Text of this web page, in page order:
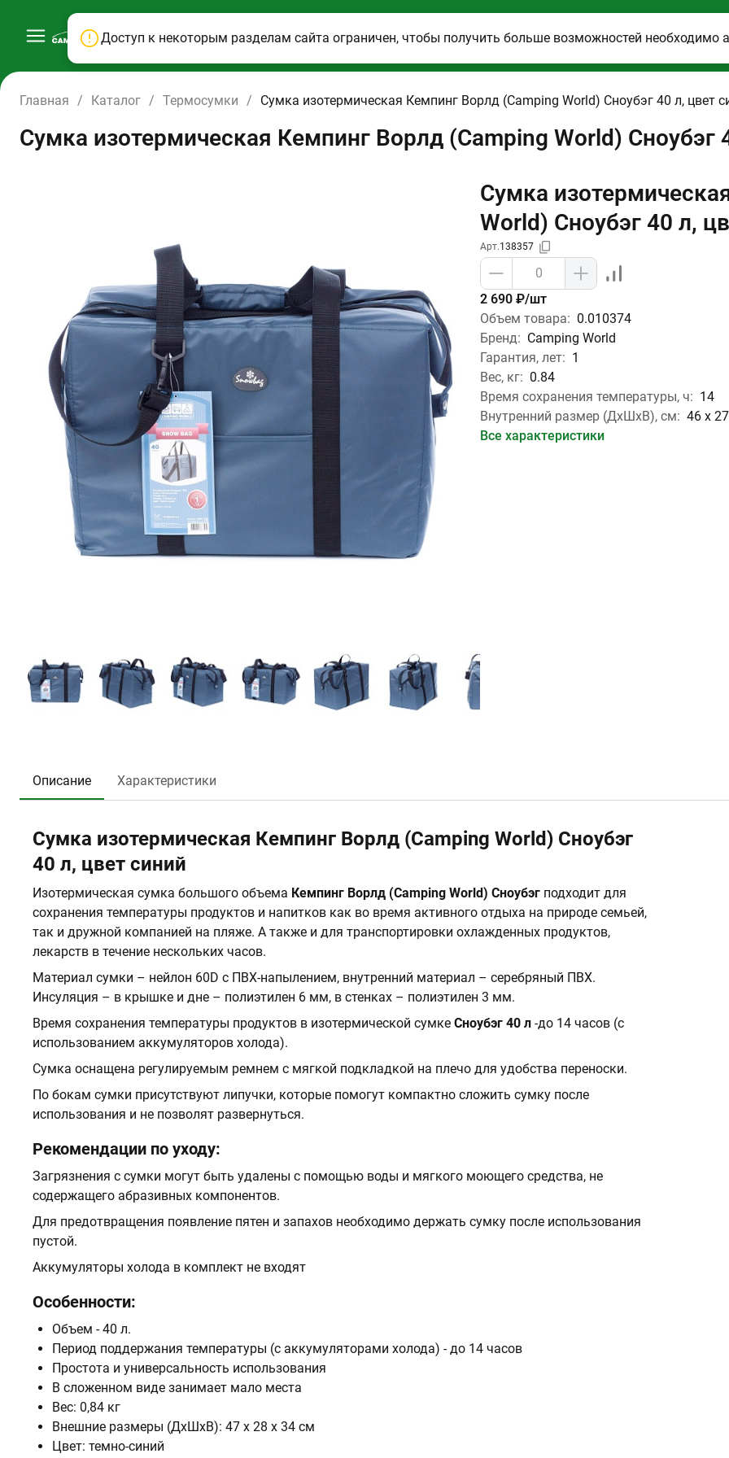
Главная / Каталог / Термосумки / Сумка изотермическая Кемпинг Ворлд (Camping World) Сноубэг 40 л, цвет
Сумка изотермическая Кемпинг Ворлд (Camping World) Сноубэг
Сумка
World) Сноубэг 40 л,
Арт.138357
2 690 ₽/шт
Объем товара: 0.010374
Бренд: Camping World
Гарантия, лет: 1
Вес, кг: 0.84
Время сохранения температуры, ч: 14
Внутренний размер (ДхШхВ), см: 46 х
Все характеристики
Описание
Сумка изотермическая Кемпинг Ворлд (Camping World) Сноубэг
40 л, цвет синий
Изотермическая сумка большого объема Кемпинг Ворлд (Camping World) Сноубэг подходит для
сохранения температуры продуктов и напитков как во время активного отдыха на природе семьей,
так и дружной компанией на пляже. А также и для транспортировки охлажденных продуктов,
лекарств в течение нескольких часов.
Материал сумки – нейлон 60D с ПВХ-напылением, внутренний материал – серебряный ПВХ.
Инсуляция – в крышке и дне – полиэтилен 6 мм, в стенках – полиэтилен 3 мм.
Время сохранения температуры продуктов в изотермической сумке Сноубэг 40 л -до 14 часов (с
использованием аккумуляторов холода).
Сумка оснащена регулируемым ремнем с мягкой подкладкой на плечо для удобства переноски.
По бокам сумки присутствуют липучки, которые помогут компактно сложить сумку после
использования и не позволят развернуться.
Рекомендации по уходу:
Загрязнения с сумки могут быть удалены с помощью воды и мягкого моющего средства, не
содержащего абразивных компонентов.
Для предотвращения появление пятен и запахов необходимо держать сумку после использования
пустой.
Аккумуляторы холода в комплект не входят
Особенности:
Объем - 40 л.
Период поддержания температуры (с аккумуляторами холода) - до 14 часов
Простота и универсальность использования
В сложенном виде занимает мало места
Вес: 0,84 кг
Внешние размеры (ДхШхВ): 47 х 28 х 34 см
Цвет: темно-синий
Характеристики
Доступ к некоторым разделам сайта ограничен, чтобы получить больше возможностей необходимо